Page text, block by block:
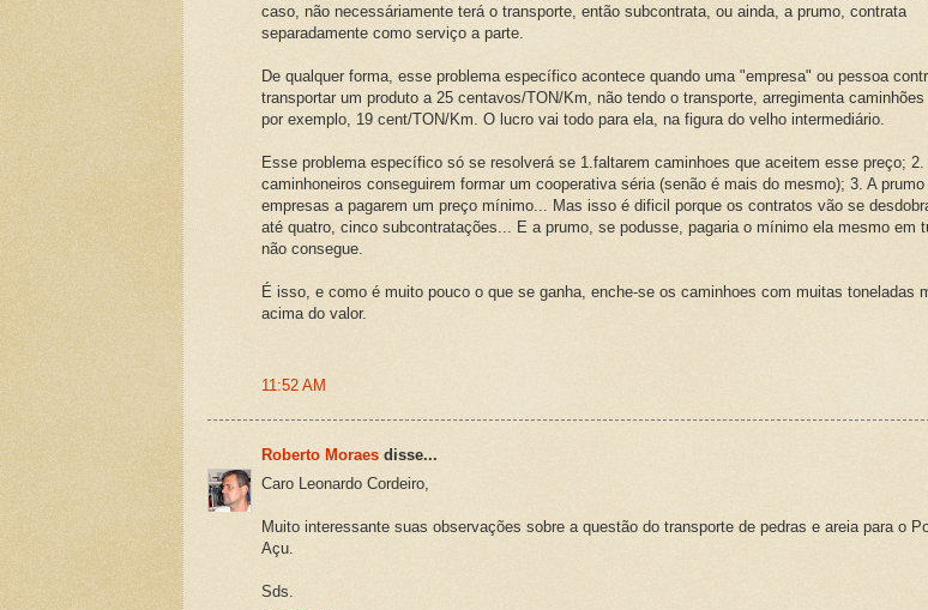
caso, não necessáriamente terá o transporte, então subcontrata, ou ainda, a prumo, contrata
separadamente como serviço a parte.
De qualquer forma, esse problema específico acontece quando uma "empresa" ou pessoa
transportar um produto a 25 centavos/TON/Km, não tendo o transporte, arregimenta caminhões
por exemplo, 19 cent/TON/Km. O lucro vai todo para ela, na figura do velho intermediário.
Esse problema específico só se resolverá se 1.faltarem caminhoes que aceitem esse preço; 2.
caminhoneiros conseguirem formar um cooperativa séria (senão é mais do mesmo); 3. A prumo
empresas a pagarem um preço mínimo... Mas isso é dificil porque os contratos vão se
até quatro, cinco subcontratações... E a prumo, se podusse, pagaria o mínimo ela mesmo em
não consegue.
É isso, e como é muito pouco o que se ganha, enche-se os caminhoes com muitas toneladas
acima do valor.
11:52 AM
Roberto Moraes disse...
Caro Leonardo Cordeiro,
Muito interessante suas observações sobre a questão do transporte de pedras e areia para o
Açu.
Sds.